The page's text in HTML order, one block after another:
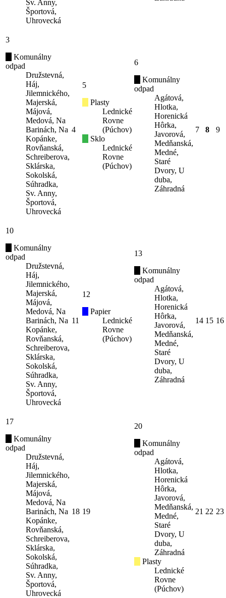
Sv. Anny,
Športová,
Uhrovecká
3
Komunálny
odpad
Družstevná,
Háj,
Jilemnického,
Majerská,
Májová,
Medová, Na
Barinách, Na
Kopánke,
Rovňanská,
Schreiberova,
Sklárska,
Sokolská,
Súhradka,
Sv. Anny,
Športová,
Uhrovecká
4
5
Plasty
Lednické
Rovne
(Púchov)
Sklo
Lednické
Rovne
(Púchov)
6
Komunálny
odpad
Agátová,
Hlotka,
Horenická
Hôrka,
Javorová,
Medňanská,
Medné,
Staré
Dvory, U
duba,
Záhradná
7 8 9
10
Komunálny
odpad
Družstevná,
Háj,
Jilemnického,
Majerská,
Májová,
Medová, Na
Barinách, Na
Kopánke,
Rovňanská,
Schreiberova,
Sklárska,
Sokolská,
Súhradka,
Sv. Anny,
Športová,
Uhrovecká
11
12
Papier
Lednické
Rovne
(Púchov)
13
Komunálny
odpad
Agátová,
Hlotka,
Horenická
Hôrka,
Javorová,
Medňanská,
Medné,
Staré
Dvory, U
duba,
Záhradná
14 15 16
17
Komunálny
odpad
Družstevná,
Háj,
Jilemnického,
Majerská,
Májová,
Medová, Na
Barinách, Na
Kopánke,
Rovňanská,
Schreiberova,
Sklárska,
Sokolská,
Súhradka,
Sv. Anny,
Športová,
Uhrovecká
18 19
20
Komunálny
odpad
Agátová,
Hlotka,
Horenická
Hôrka,
Javorová,
Medňanská,
Medné,
Staré
Dvory, U
duba,
Záhradná
Plasty
Lednické
Rovne
(Púchov)
21 22 23